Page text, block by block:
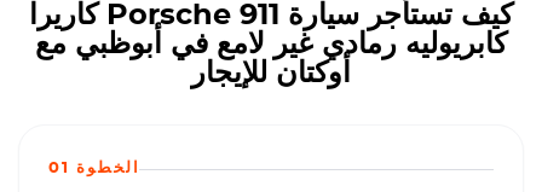
كيف تستأجر سيارة Porsche 911 كاريرا
كابريوليه رمادي غير لامع في أبوظبي مع
أوكتان للإيجار
الخطوة 01